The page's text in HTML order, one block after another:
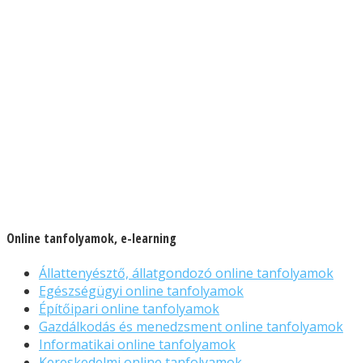
Online tanfolyamok, e-learning
Állattenyésztő, állatgondozó online tanfolyamok
Egészségügyi online tanfolyamok
Építőipari online tanfolyamok
Gazdálkodás és menedzsment online tanfolyamok
Informatikai online tanfolyamok